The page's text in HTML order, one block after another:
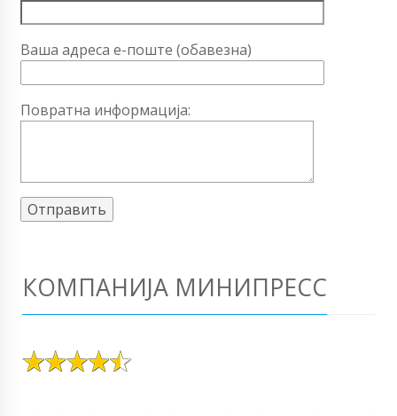
Ваша адреса е-поште (обавезна)
Повратна информација:
КОМПАНИЈА МИНИПРЕСС